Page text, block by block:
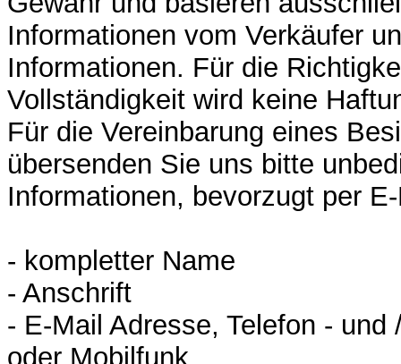
Informationen vom Verkäufer
Informationen. Für die
Vollständigkeit wird keine
Für die Vereinbarung eines
übersenden Sie uns bitte
Informationen, bevorzugt per
- kompletter Name
- Anschrift
- E-Mail Adresse, Telefon - und
oder Mobilfunk.